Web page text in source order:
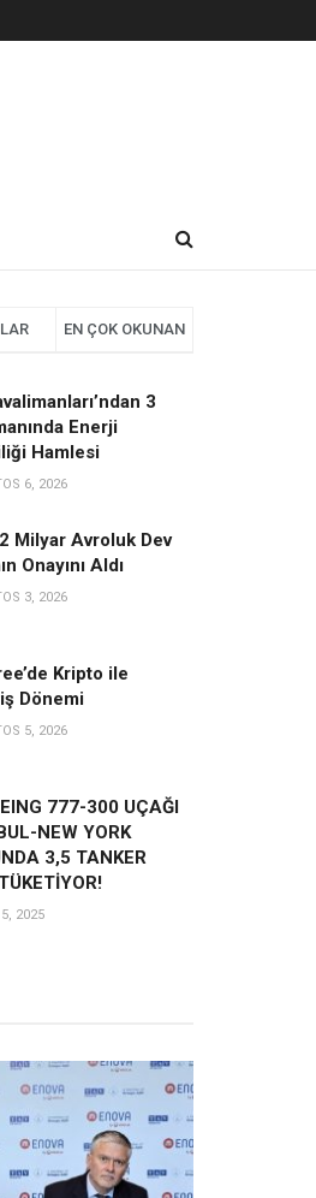
EN ÇOK OKUNAN
3
Enerji
Hamlesi
6, 2026
Milyar Avroluk Dev
Onayını Aldı
3, 2026
Kripto ile
Dönemi
5, 2026
777-300 UÇAĞI
NEW YORK
3,5 TANKER
2025